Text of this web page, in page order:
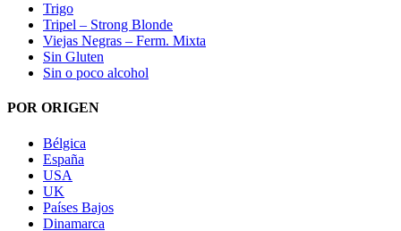
Trigo
Tripel – Strong Blonde
Viejas Negras – Ferm. Mixta
Sin Gluten
Sin o poco alcohol
POR ORIGEN
Bélgica
España
USA
UK
Países Bajos
Dinamarca